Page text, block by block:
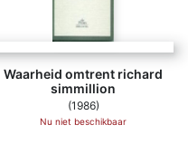
Waarheid omtrent richard
simmillion
(1986)
Nu niet beschikbaar